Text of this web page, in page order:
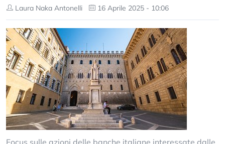
Laura Naka Antonelli 16 Aprile 2025 - 10:06
Focus sulle azioni delle banche italiane interessate dalle